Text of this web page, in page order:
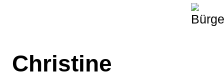
Christine